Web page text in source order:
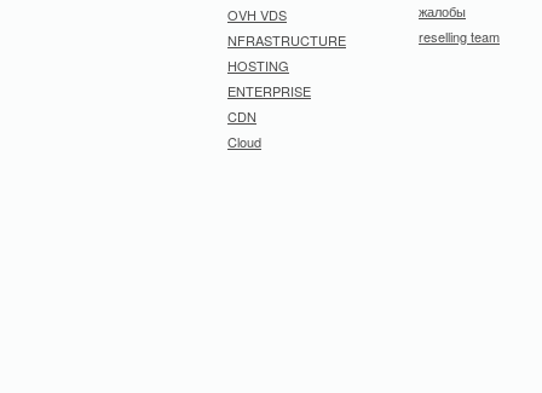
OVH VDS
NFRASTRUCTURE
HOSTING
ENTERPRISE
CDN
Cloud
жалобы
reselling team